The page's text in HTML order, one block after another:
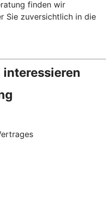
finden wir
Sie zuversichtlich in die
interessieren